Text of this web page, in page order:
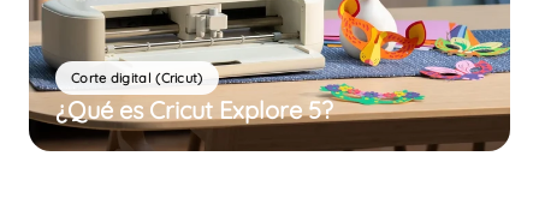
Corte digital (Cricut)
¿Qué es Cricut Explore 5?